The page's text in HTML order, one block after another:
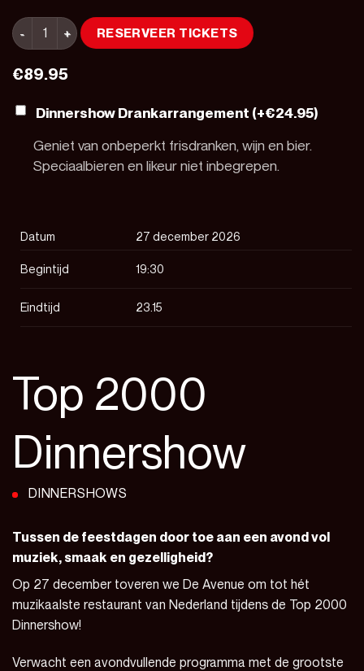
Top 2000
Dinnershow
DINNERSHOWS
Tussen de feestdagen door toe aan een avond vol
muziek, smaak en gezelligheid?
Op 27 december toveren we De Avenue om tot hét
muzikaalste restaurant van Nederland tijdens de Top 2000
Dinnershow!
Verwacht een avondvullende programma met de grootste
Top 2000 Dinnershow - 27 december 2026 aantal
RESERVEER TICKETS
€89.95
Dinnershow Drankarrangement (+€24.95)
Geniet van onbeperkt frisdranken, wijn en bier.
Speciaalbieren en likeur niet inbegrepen.
Datum 27 december 2026
Begintijd 19:30
Eindtijd 23.15